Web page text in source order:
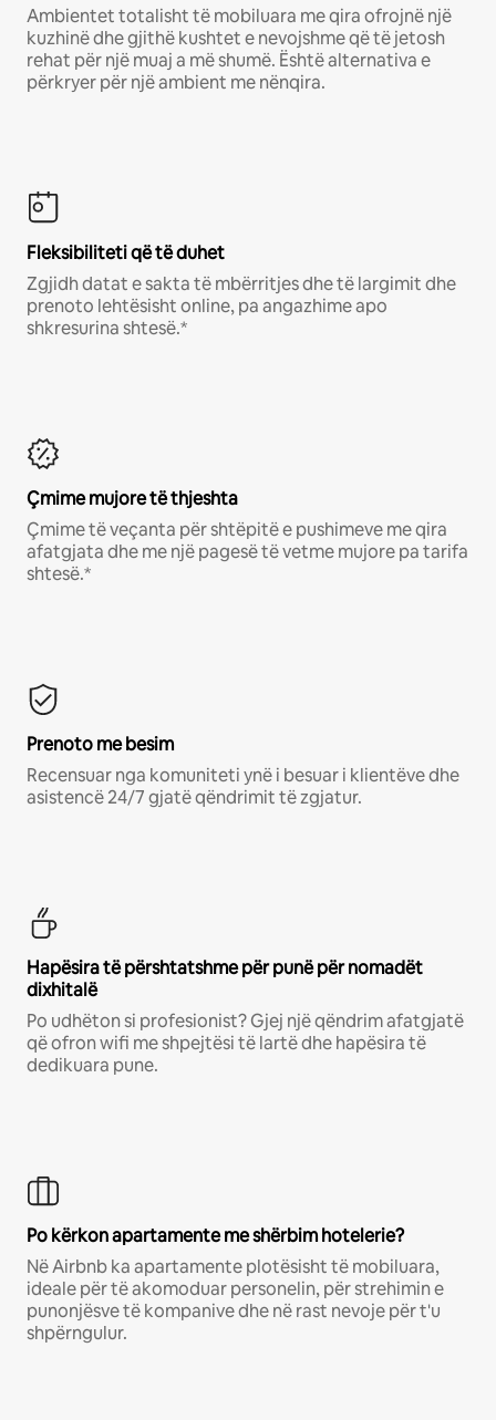
Ambientet totalisht të mobiluara me qira ofrojnë një
kuzhinë dhe gjithë kushtet e nevojshme që të jetosh
rehat për një muaj a më shumë. Është alternativa e
përkryer për një ambient me nënqira.
Fleksibiliteti që të duhet
Zgjidh datat e sakta të mbërritjes dhe të largimit dhe
prenoto lehtësisht online, pa angazhime apo
shkresurina shtesë.*
Çmime mujore të thjeshta
Çmime të veçanta për shtëpitë e pushimeve me qira
afatgjata dhe me një pagesë të vetme mujore pa tarifa
shtesë.*
Prenoto me besim
Recensuar nga komuniteti ynë i besuar i klientëve dhe
asistencë 24/7 gjatë qëndrimit të zgjatur.
Hapësira të përshtatshme për punë për nomadët
dixhitalë
Po udhëton si profesionist? Gjej një qëndrim afatgjatë
që ofron wifi me shpejtësi të lartë dhe hapësira të
dedikuara pune.
Po kërkon apartamente me shërbim hotelerie?
Në Airbnb ka apartamente plotësisht të mobiluara,
ideale për të akomoduar personelin, për strehimin e
punonjësve të kompanive dhe në rast nevoje për t'u
shpërngulur.